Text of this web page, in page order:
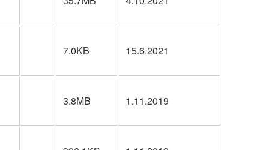
7.0KB 15.6.2021
3.8MB 1.11.2019